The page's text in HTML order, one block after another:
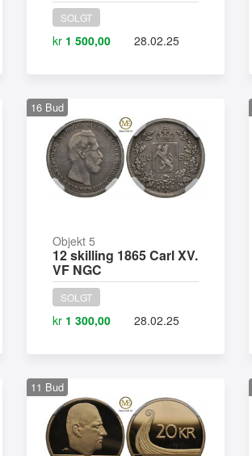
SOLGT
kr 1 500,00 28.02.25
16 Bud
Objekt 5
12 skilling 1865 Carl XV.
VF NGC
SOLGT
kr 1 300,00 28.02.25
11 Bud